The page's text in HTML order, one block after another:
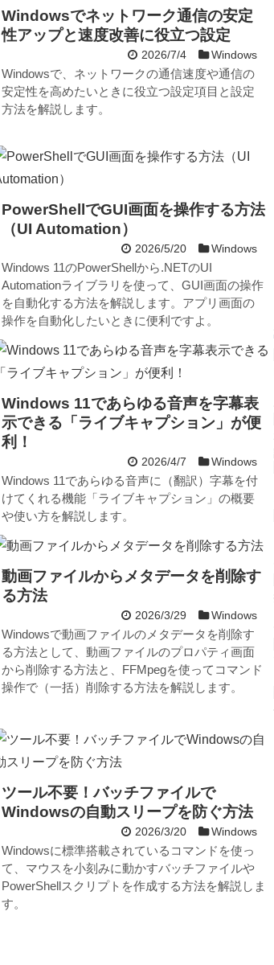
Windowsでネットワーク通信の安定
性アップと速度改善に役立つ設定
2026/7/4 Windows
Windowsで、ネットワークの通信速度や通信の
安定性を高めたいときに役立つ設定項目と設定
方法を解説します。
PowerShellでGUI画面を操作する方法
（UI Automation）
2026/5/20 Windows
Windows 11のPowerShellから.NETのUI
Automationライブラリを使って、GUI画面の操作
を自動化する方法を解説します。アプリ画面の
操作を自動化したいときに便利ですよ。
Windows 11であらゆる音声を字幕表
示できる「ライブキャプション」が便
利！
2026/4/7 Windows
Windows 11であらゆる音声に（翻訳）字幕を付
けてくれる機能「ライブキャプション」の概要
や使い方を解説します。
動画ファイルからメタデータを削除す
る方法
2026/3/29 Windows
Windowsで動画ファイルのメタデータを削除す
る方法として、動画ファイルのプロパティ画面
から削除する方法と、FFMpegを使ってコマンド
操作で（一括）削除する方法を解説します。
ツール不要！バッチファイルで
Windowsの自動スリープを防ぐ方法
2026/3/20 Windows
Windowsに標準搭載されているコマンドを使っ
て、マウスを小刻みに動かすバッチファイルや
PowerShellスクリプトを作成する方法を解説しま
す。